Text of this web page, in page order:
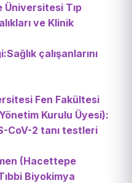
Tıp
ve Klinik
çalışanlarını
Fen Fakültesi
Kurulu Üyesi):
CoV-2 tanı testleri
(Hacettepe
Biyokimya